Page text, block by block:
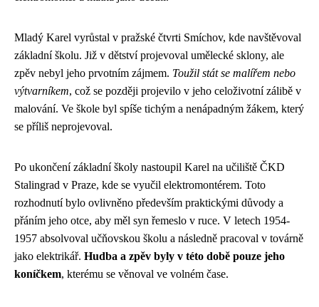
Mladý Karel vyrůstal v pražské čtvrti Smíchov, kde navštěvoval
základní školu. Již v dětství projevoval umělecké sklony, ale
zpěv nebyl jeho prvotním zájmem. Toužil stát se malířem nebo
výtvarníkem, což se později projevilo v jeho celoživotní zálibě v
malování. Ve škole byl spíše tichým a nenápadným žákem, který
se příliš neprojevoval.
Po ukončení základní školy nastoupil Karel na učiliště ČKD
Stalingrad v Praze, kde se vyučil elektromontérem. Toto
rozhodnutí bylo ovlivněno především praktickými důvody a
přáním jeho otce, aby měl syn řemeslo v ruce. V letech 1954-
1957 absolvoval učňovskou školu a následně pracoval v továrně
jako elektrikář. Hudba a zpěv byly v této době pouze jeho
koníčkem, kterému se věnoval ve volném čase.